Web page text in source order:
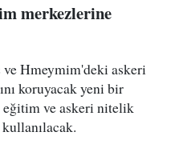
merkezlerine
ve Hmeymim'deki askeri
koruyacak yeni bir
eğitim ve askeri nitelik